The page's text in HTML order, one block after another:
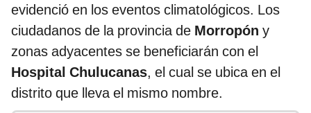
evidenció en los eventos climatológicos. Los
ciudadanos de la provincia de Morropón y
zonas adyacentes se beneficiarán con el
Hospital Chulucanas, el cual se ubica en el
distrito que lleva el mismo nombre.